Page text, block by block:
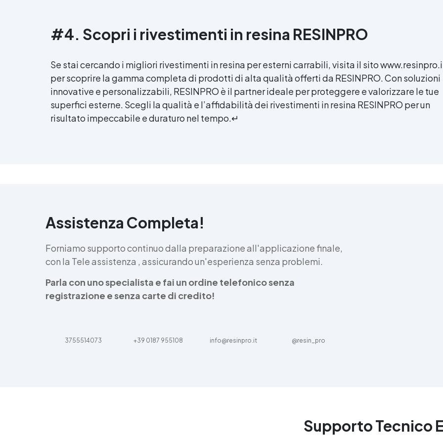
#4. Scopri i rivestimenti in resina RESINPRO
Se stai cercando i migliori rivestimenti inresina per esternicarrabili, visita il sito
per scoprire la gamma completa di prodotti di alta qualità offerti da RESINPRO. Con soluzioni
innovative e personalizzabili, RESINPRO è il partner ideale per proteggere e valorizzare le tue
superfici esterne. Scegli la qualità e l’affidabilità dei rivestimenti in resina RESINPRO per un
risultato impeccabile e duraturo nel tempo.↵
Assistenza Completa!
Forniamo supporto continuo dalla preparazione all'applicazione finale,
con la Tele assistenza , assicurando un'esperienza senza problemi.
Parla con uno specialista e fai un ordine telefonico senza
registrazione e senza carte di credito!
3755514073 +39 0187 955108 info@resinpro.it @resin_pro
Supporto Tecnico